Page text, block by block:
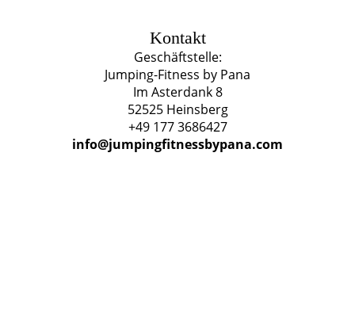
Kontakt
Geschäftstelle:
Jumping-Fitness by Pana
Im Asterdank 8
52525 Heinsberg
+49 177 3686427
info@jumpingfitnessbypana.com